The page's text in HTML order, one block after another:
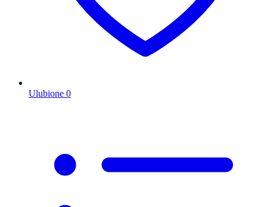
Ulubione 0